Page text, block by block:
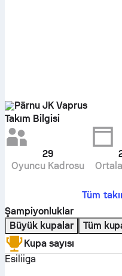
Pärnu JK Vaprus
Takım Bilgisi
29
Oyuncu Kadrosu
Tüm
Şampiyonluklar
Büyük kupalar
Tüm
Kupa sayısı
Esiliiga